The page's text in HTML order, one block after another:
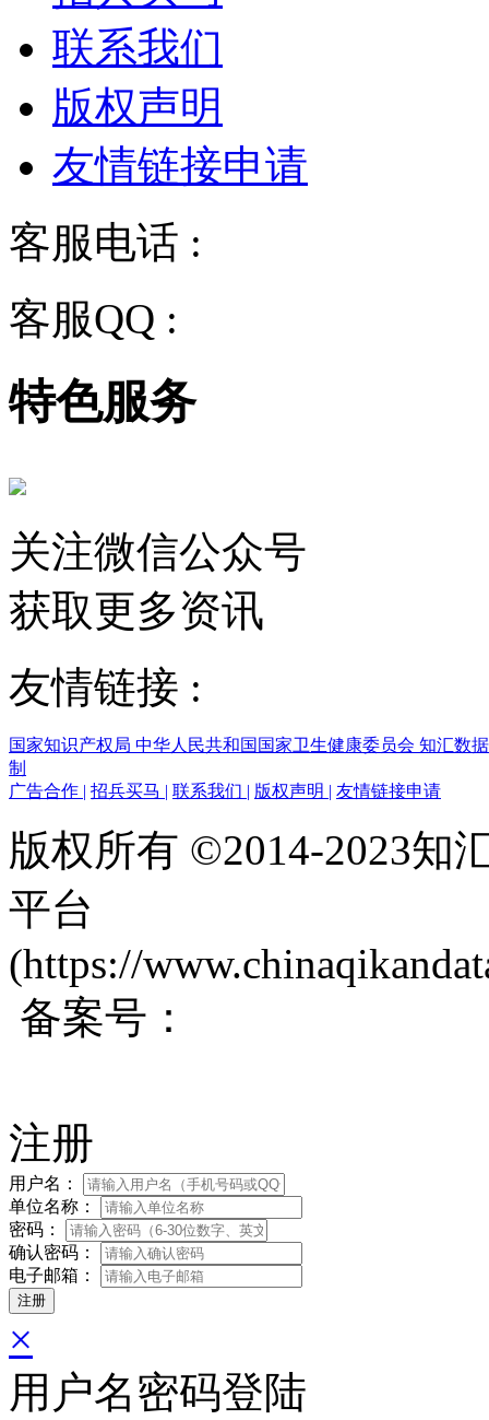
联系我们
版权声明
友情链接申请
客服电话 :
客服QQ :
特色服务
关注微信公众号
获取更多资讯
友情链接 :
国家知识产权局 中华人民共和国国家卫生健康委员会 知汇数
制
广告合作 | 招兵买马 | 联系我们 | 版权声明 | 友情链接申请
版权所有 ©2014-2023知
平台
(https://
备案号：
注册
用户名：
单位名称：
密码：
确认密码：
电子邮箱：
×
用户名密码登陆